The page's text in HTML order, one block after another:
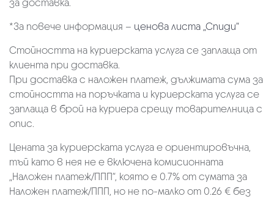
за доставка.
*За повече информация – ценова листа „Спиди“
Стойността на куриерската услуга се заплаща от
клиента при доставка.
При доставка с наложен платеж, дължимата сума за
стойността на поръчката и куриерската услуга се
заплаща в брой на куриера срещу товарителница с
опис.
Цената за куриерската услуга е ориентировъчна,
тъй като в нея не е включена комисионната
„Наложен платеж/ППП“, която е 0.7% от сумата за
Наложен платеж/ППП, но не по-малко от 0.26 € без